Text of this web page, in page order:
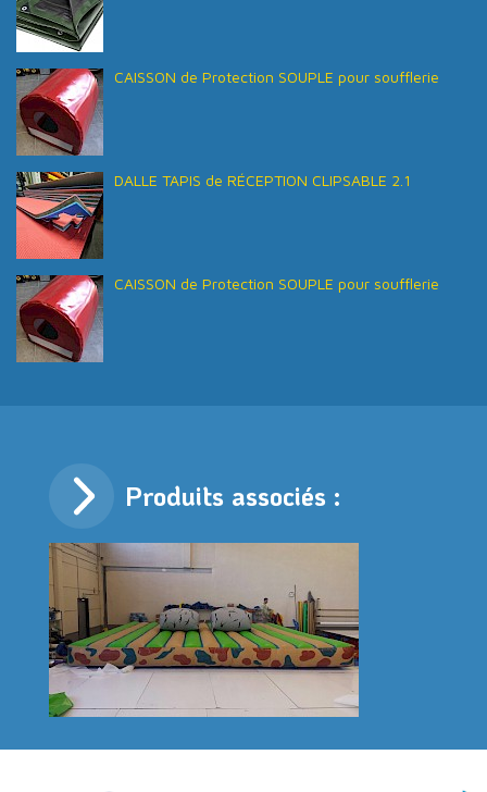
CAISSON de Protection SOUPLE pour soufflerie
DALLE TAPIS de RÉCEPTION CLIPSABLE 2.1
CAISSON de Protection SOUPLE pour soufflerie
Produits associés :